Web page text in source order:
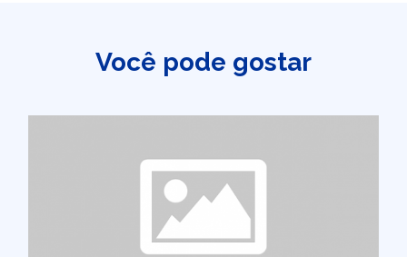
Você pode gostar